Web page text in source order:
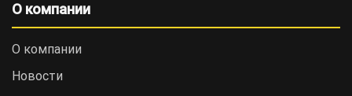
О компании
О компании
Новости